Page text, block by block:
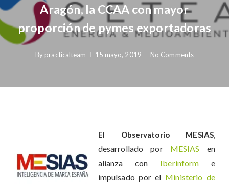
Aragón, la CCAA con mayor
proporción de pymes exportadoras
By practicalteam 15 mayo, 2019 No Comments
El Observatorio MESIAS,
desarrollado por MESIAS en
alianza con Iberinform e
impulsado por el Ministerio de